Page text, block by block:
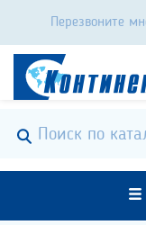
Перезвоните